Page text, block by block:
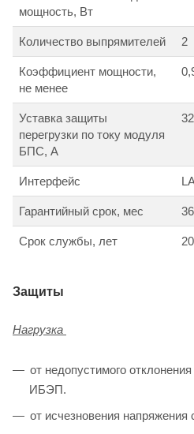
мощность, Вт
Количество выпрямителей 2
Коэффициент мощности,
не менее
Уставка защиты
перегрузки по току модуля
БПС, А
32
Интерфейс
Гарантийный срок, мес 36
Срок службы, лет 20
Защиты
Нагрузка
от недопустимого
ИБЭП.
от исчезновения напряжения